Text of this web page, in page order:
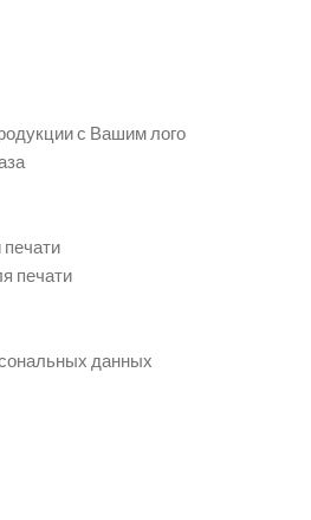
с Вашим лого
печати
печати
данных